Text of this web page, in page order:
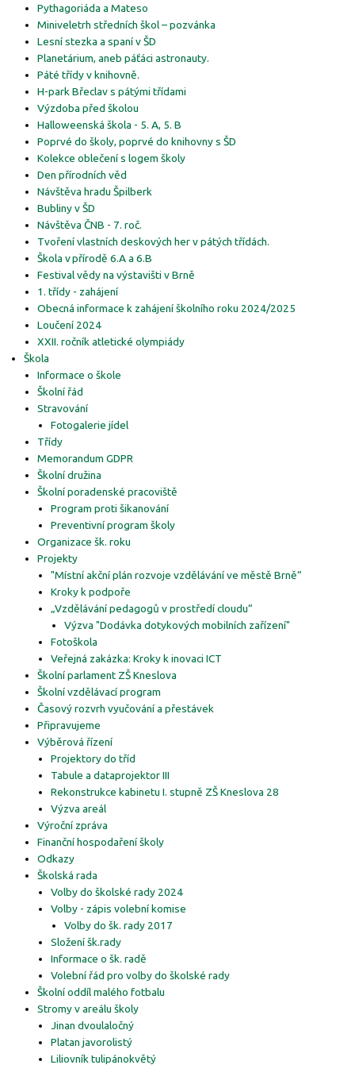
Pythagoriáda a Mateso
Miniveletrh středních škol – pozvánka
Lesní stezka a spaní v ŠD
Planetárium, aneb páťáci astronauty.
Páté třídy v knihovně.
H-park Břeclav s pátými třídami
Výzdoba před školou
Halloweenská škola - 5. A, 5. B
Poprvé do školy, poprvé do knihovny s ŠD
Kolekce oblečení s logem školy
Den přírodních věd
Návštěva hradu Špilberk
Bubliny v ŠD
Návštěva ČNB - 7. roč.
Tvoření vlastních deskových her v pátých třídách.
Škola v přírodě 6.A a 6.B
Festival vědy na výstavišti v Brně
1. třídy - zahájení
Obecná informace k zahájení školního roku 2024/2025
Loučení 2024
XXII. ročník atletické olympiády
Škola
Informace o škole
Školní řád
Stravování
Fotogalerie jídel
Třídy
Memorandum GDPR
Školní družina
Školní poradenské pracoviště
Program proti šikanování
Preventivní program školy
Organizace šk. roku
Projekty
"Místní akční plán rozvoje vzdělávání ve městě Brně“
Kroky k podpoře
„Vzdělávání pedagogů v prostředí cloudu“
Výzva "Dodávka dotykových mobilních zařízení"
Fotoškola
Veřejná zakázka: Kroky k inovaci ICT
Školní parlament ZŠ Kneslova
Školní vzdělávací program
Časový rozvrh vyučování a přestávek
Připravujeme
Výběrová řízení
Projektory do tříd
Tabule a dataprojektor III
Rekonstrukce kabinetu I. stupně ZŠ Kneslova 28
Výzva areál
Výroční zpráva
Finanční hospodaření školy
Odkazy
Školská rada
Volby do školské rady 2024
Volby - zápis volební komise
Volby do šk. rady 2017
Složení šk.rady
Informace o šk. radě
Volební řád pro volby do školské rady
Školní oddíl malého fotbalu
Stromy v areálu školy
Jinan dvoulaločný
Platan javorolistý
Liliovník tulipánokvětý